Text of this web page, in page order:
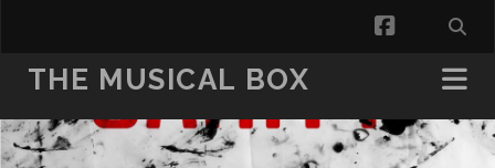
facebook
THE MUSICAL BOX